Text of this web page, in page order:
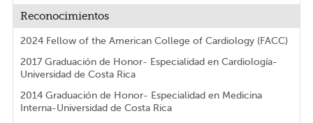
Reconocimientos
2024 Fellow of the American College of Cardiology (FACC)
2017 Graduación de Honor- Especialidad en Cardiología-
Universidad de Costa Rica
2014 Graduación de Honor- Especialidad en Medicina
Interna-Universidad de Costa Rica